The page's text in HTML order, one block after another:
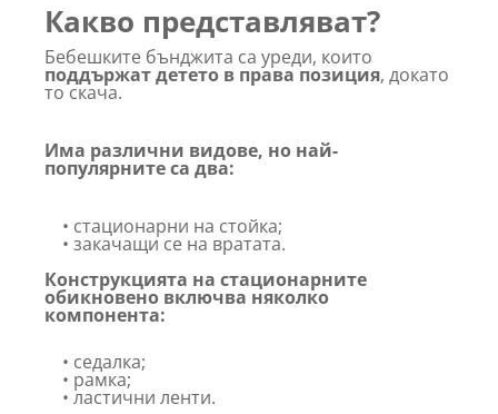
Какво представляват?
Бебешките бънджита са уреди, които
поддържат детето в права позиция, докато
то скача.
Има различни видове, но най-
популярните са два:
• стационарни на стойка;
• закачащи се на вратата.
Конструкцията на стационарните
обикновено включва няколко
компонента:
• седалка;
• рамка;
• ластични ленти.